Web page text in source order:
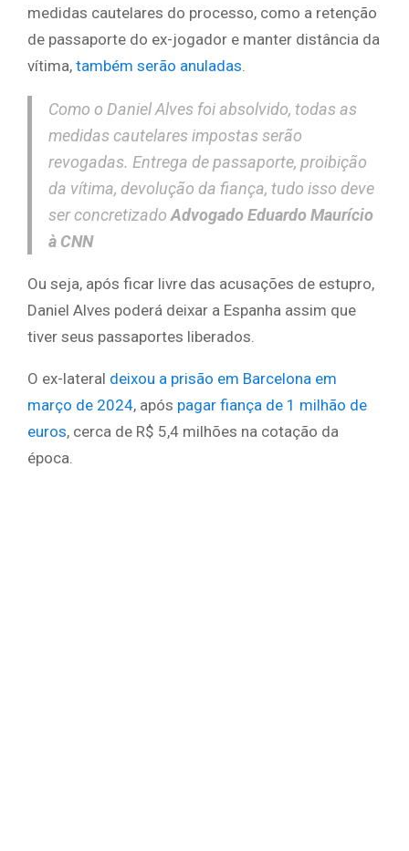
medidas cautelares do processo, como a retenção
de passaporte do ex-jogador e manter distância da
vítima, também serão anuladas
Como o Daniel Alves foi absolvido, todas as
medidas cautelares impostas serão
revogadas. Entrega de passaporte, proibição
da vítima, devolução da fiança, tudo isso deve
ser concretizadoAdvogado Eduardo Maurício
à CNN
Ou seja, após ficar livre das acusações de estupro,
Daniel Alves poderá deixar a Espanha assim que
tiver seus passaportes liberados.
O ex-lateral deixou a prisão em Barcelona em
março de 2024, após pagar fiança de 1 milhão de
euros, cerca de R$ 5,4 milhões na cotação da
época.